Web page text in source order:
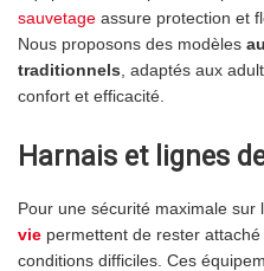
sauvetage assure protection et
Nous proposons des modèles
traditionnels , adaptés aux
confort et efficacité.
Harnais et lignes
Pour une sécurité maximale sur
vie permettent de rester
conditions difficiles. Ces